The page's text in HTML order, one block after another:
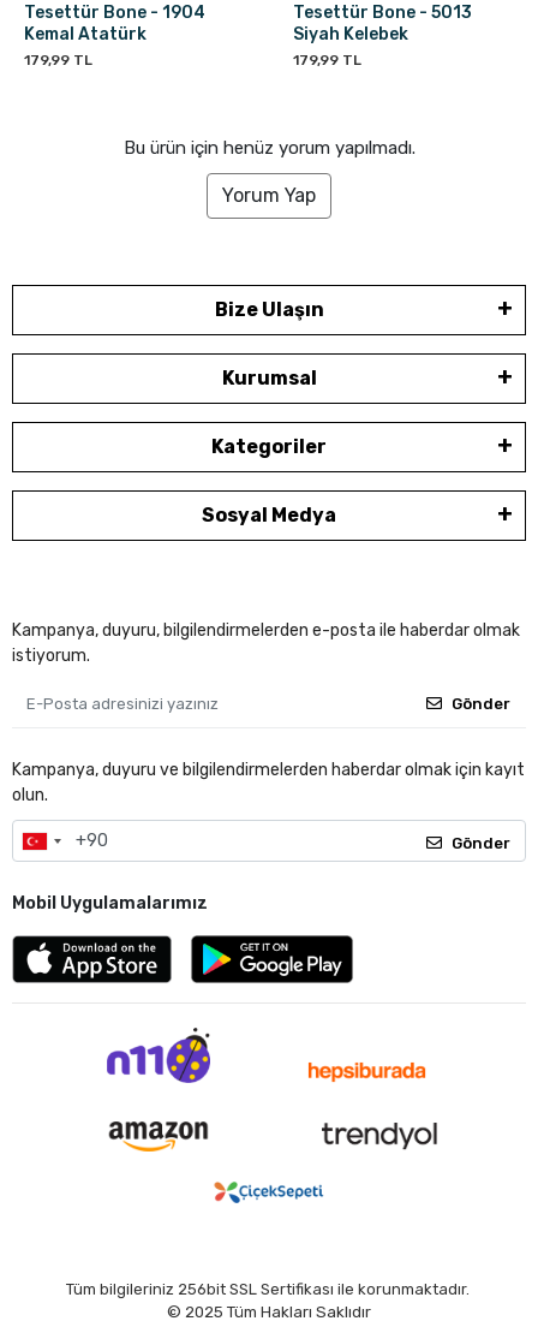
Tesettür Bone - 1904
Kemal Atatürk
179,99 TL
Tesettür Bone - 5013
Siyah Kelebek
179,99 TL
Bu ürün için henüz yorum yapılmadı.
Yorum Yap
Bize Ulaşın
Kurumsal
Kategoriler
Sosyal Medya
Kampanya, duyuru, bilgilendirmelerden e-posta ile haberdar olmak
istiyorum.
Gönder
Kampanya, duyuru ve bilgilendirmelerden haberdar olmak için kayıt
olun.
Gönder
Mobil Uygulamalarımız
Tüm bilgileriniz 256bit SSL Sertifikası ile korunmaktadır.
© 2025 Tüm Hakları Saklıdır